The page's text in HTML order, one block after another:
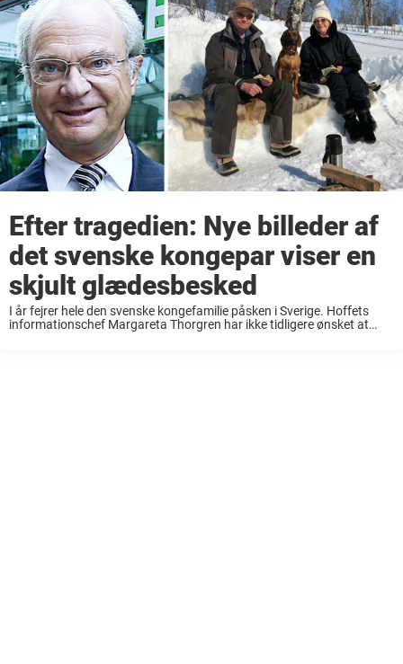
Efter tragedien: Nye billeder af
det svenske kongepar viser en
skjult glædesbesked
I år fejrer hele den svenske kongefamilie påsken i Sverige. Hoffets
informationschef Margareta Thorgren har ikke tidligere ønsket at